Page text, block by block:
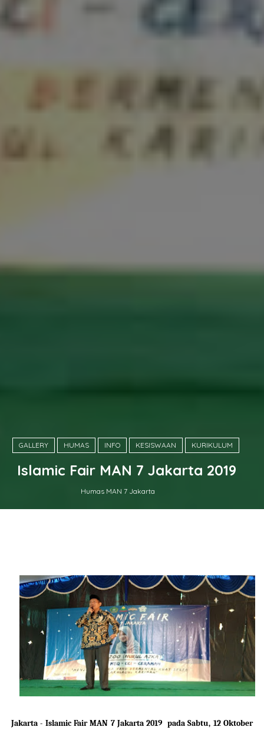
GALLERY HUMAS INFO KESISWAAN KURIKULUM
Islamic Fair MAN 7 Jakarta 2019
Humas MAN 7 Jakarta
Jakarta - Islamic Fair MAN 7 Jakarta 2019 pada Sabtu, 12 Oktober